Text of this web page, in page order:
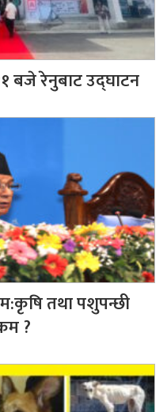
बजे रेनुबाट उद्घाटन
तथा पशुपन्छी
?